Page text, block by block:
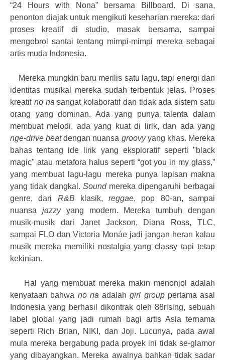
“24 Hours with Nona” bersama Billboard. Di sana,
penonton diajak untuk mengikuti keseharian mereka: dari
proses kreatif di studio, masak bersama, sampai
mengobrol santai tentang mimpi-mimpi mereka sebagai
artis muda Indonesia.
Mereka mungkin baru merilis satu lagu, tapi energi dan
identitas musikal mereka sudah terbentuk jelas. Proses
kreatif no na sangat kolaboratif dan tidak ada sistem satu
orang yang dominan. Ada yang punya talenta dalam
membuat melodi, ada yang kuat di lirik, dan ada yang
nge-drive beatdengan nuansa groovyyang khas. Mereka
bahas tentang ide lirik yang eksploratif seperti "black
magic" atau metafora halus seperti “got you in my glass,”
yang membuat lagu-lagu mereka punya lapisan makna
yang tidak dangkal. Soundmereka dipengaruhi berbagai
genre, dari R&B klasik,reggae, pop 80-an, sampai
nuansa jazzyyang modern. Mereka tumbuh dengan
musik-musik dari Janet Jackson, Diana Ross, TLC,
sampai FLO dan Victoria Monáe jadi jangan heran kalau
musik mereka memiliki nostalgia yang classy tapi tetap
kekinian.
Hal yang membuat mereka makin menonjol adalah
kenyataan bahwa no na adalahgirl grouppertama asal
Indonesia yang berhasil dikontrak oleh 88rising, sebuah
label global yang jadi rumah bagi artis Asia ternama
seperti Rich Brian, NIKI, dan Joji. Lucunya, pada awal
mula mereka bergabung pada proyek ini tidak se-glamor
yang dibayangkan. Mereka awalnya bahkan tidak sadar